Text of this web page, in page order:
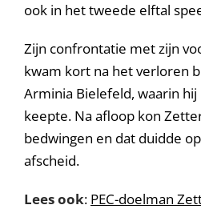
ook in het tweede elftal
Zijn confrontatie met zijn
kwam kort na het verloren
Arminia Bielefeld, waarin
keepte. Na afloop kon
bedwingen en dat duidde
afscheid.
Lees ook: PEC-doelman